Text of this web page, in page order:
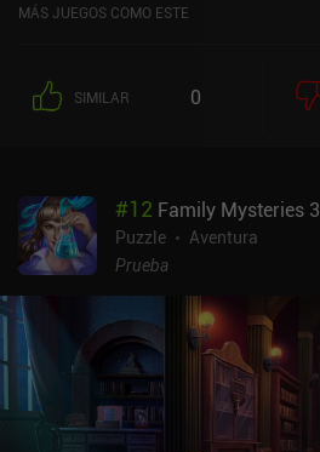
MÁS JUEGOS COMO ESTE
SIMILAR 0
#12 Family Mysteries 3
Puzzle
Aventura
Prueba